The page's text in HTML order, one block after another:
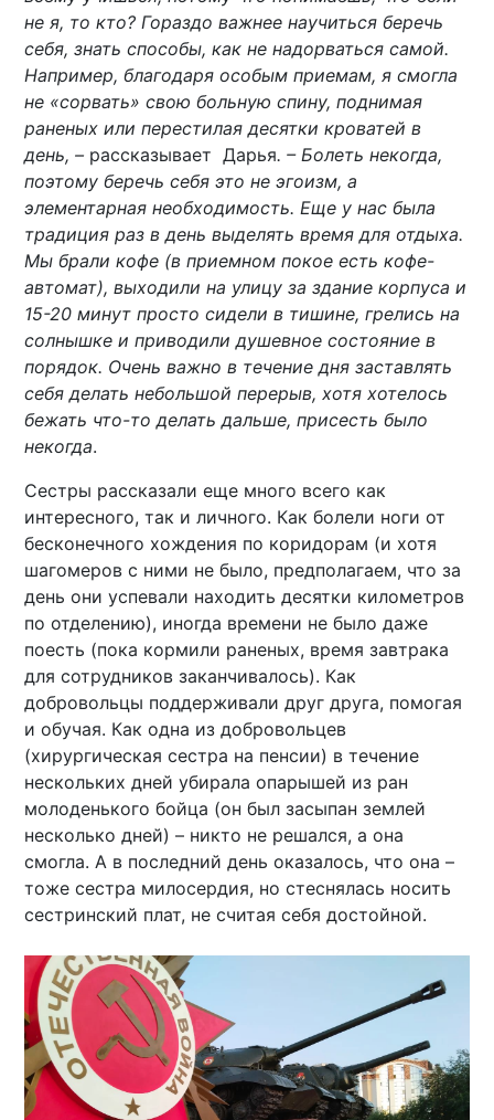
не я, то кто? Гораздо важнее научиться беречь
себя, знать способы, как не надорваться самой.
Например, благодаря особым приемам, я смогла
не «сорвать» свою больную спину, поднимая
раненых или перестилая десятки кроватей в
день, – рассказывает Дарья. – Болеть некогда,
поэтому беречь себя это не эгоизм, а
элементарная необходимость. Еще у нас была
традиция раз в день выделять время для отдыха.
Мы брали кофе (в приемном покое есть кофе-
автомат), выходили на улицу за здание корпуса и
15-20 минут просто сидели в тишине, грелись на
солнышке и приводили душевное состояние в
порядок. Очень важно в течение дня заставлять
себя делать небольшой перерыв, хотя хотелось
бежать что-то делать дальше, присесть было
некогда.
Сестры рассказали еще много всего как
интересного, так и личного. Как болели ноги от
бесконечного хождения по коридорам (и хотя
шагомеров с ними не было, предполагаем, что за
день они успевали находить десятки километров
по отделению), иногда времени не было даже
поесть (пока кормили раненых, время завтрака
для сотрудников заканчивалось). Как
добровольцы поддерживали друг друга, помогая
и обучая. Как одна из добровольцев
(хирургическая сестра на пенсии) в течение
нескольких дней убирала опарышей из ран
молоденького бойца (он был засыпан землей
несколько дней) – никто не решался, а она
смогла. А в последний день оказалось, что она –
тоже сестра милосердия, но стеснялась носить
сестринский плат, не считая себя достойной.